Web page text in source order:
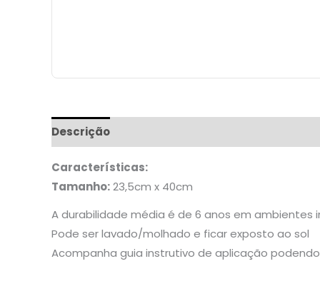
Descrição
Características:
Tamanho:23,5cm x 40cm
A durabilidade média é de 6 anos em
Pode ser lavado/molhado e ficar exposto ao sol
Acompanha guia instrutivo de aplicação